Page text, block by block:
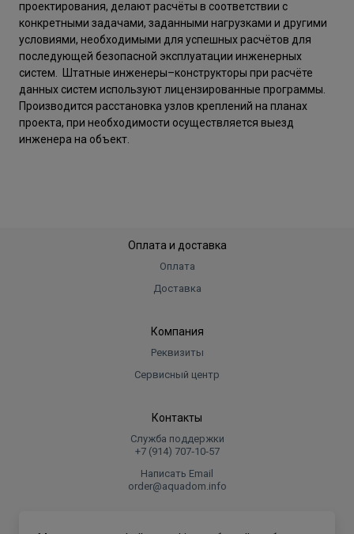
проектирования, делают расчёты в соответствии с
конкретными задачами, заданными нагрузками и другими
условиями, необходимыми для успешных расчётов для
последующей безопасной эксплуатации инженерных
систем. Штатные инженеры–конструкторы при расчёте
данных систем используют лицензированные программы.
Производится расстановка узлов креплений на планах
проекта, при необходимости осуществляется выезд
инженера на объект.
Оплата и доставка
Оплата
Доставка
Компания
Реквизиты
Сервисный центр
Контакты
Служба поддержки
+7 (914) 707‑10‑57
Написать Email
order@aquadom.info